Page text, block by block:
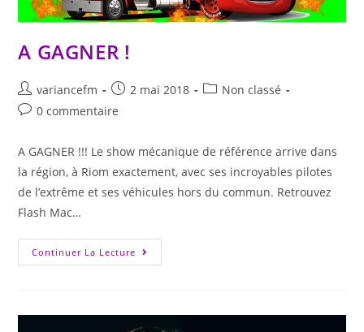
A GAGNER !
variancefm 2 mai 2018
Non classé
0 commentaire
A GAGNER !!! Le show mécanique de référence arrive dans
la région, à Riom exactement, avec ses incroyables pilotes
de l’extrême et ses véhicules hors du commun. Retrouvez
Flash Mac…
Continuer La Lecture